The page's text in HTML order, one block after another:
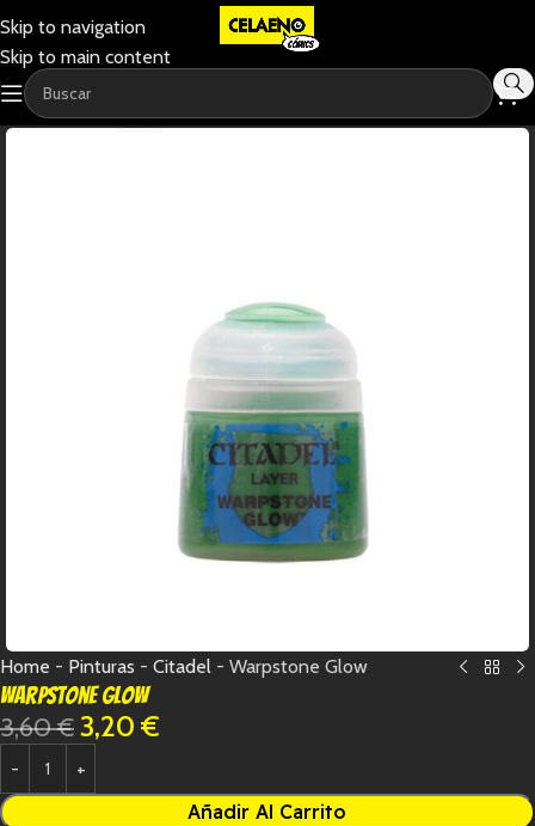
Skip to navigation
Skip to main content
-11%
Home - Pinturas - Citadel - Warpstone Glow
Warpstone Glow
3,60€3,20 €
Añadir Al Carrito